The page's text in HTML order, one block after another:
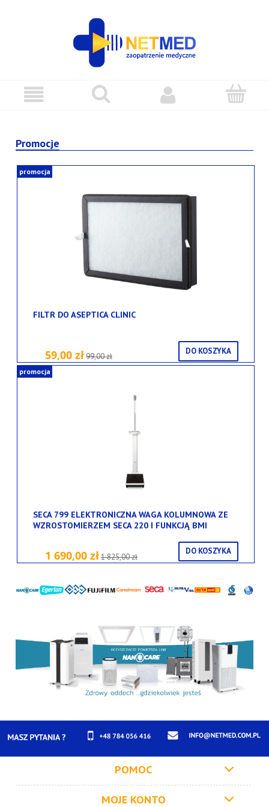
Promocje
FILTR DO ASEPTICA CLINIC
59,00 zł99,00 zł
DO KOSZYKA
promocja
SECA 799 ELEKTRONICZNA WAGA KOLUMNOWA ZE
WZROSTOMIERZEM SECA 220 I FUNKCJĄ BMI
1 690,00 zł1 825,00 zł
DO KOSZYKA
promocja
POMOC
MOJE KONTO